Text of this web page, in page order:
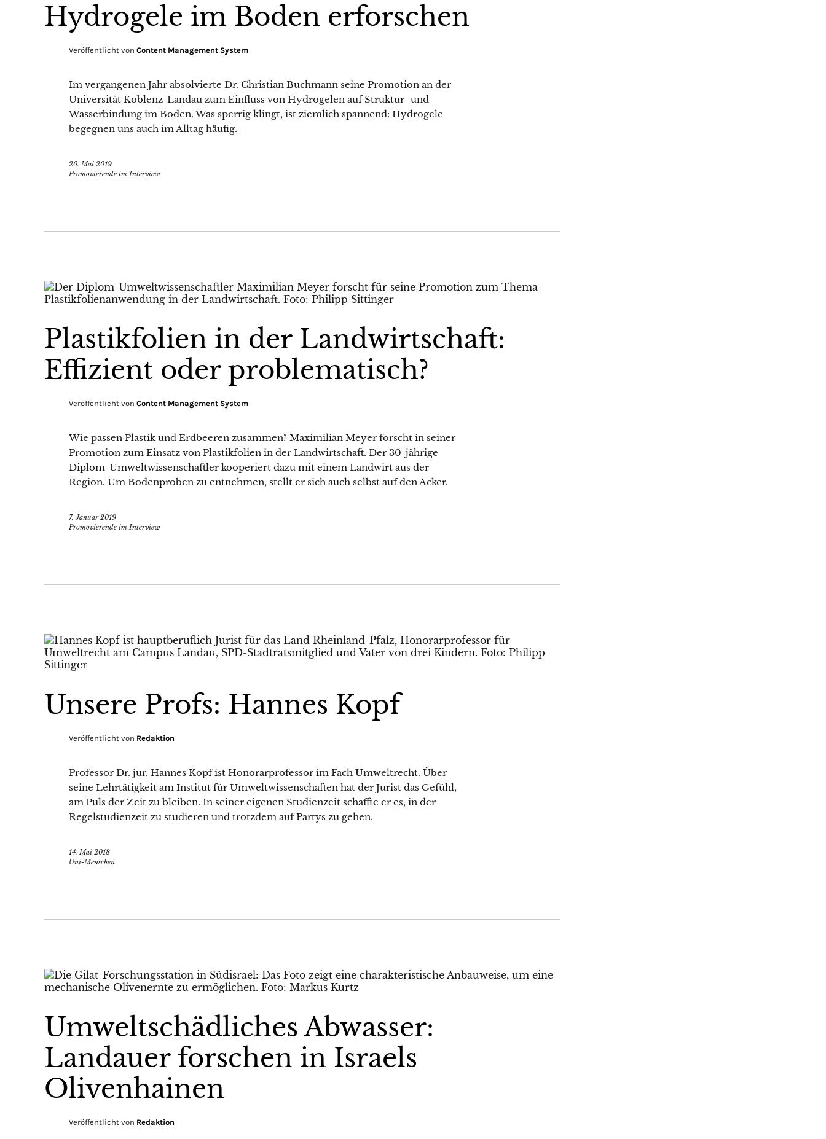
Hydrogele im Boden erforschen
Veröffentlicht von Content Management System
Im vergangenen Jahr absolvierte Dr. Christian Buchmann seine Promotion an der
Universität Koblenz-Landau zum Einfluss von Hydrogelen auf Struktur- und
Wasserbindung im Boden. Was sperrig klingt, ist ziemlich spannend: Hydrogele
begegnen uns auch im Alltag häufig.
20. Mai 2019
Promovierende im Interview
Plastikfolien in der Landwirtschaft:
Effizient oder problematisch?
Veröffentlicht von Content Management System
Wie passen Plastik und Erdbeeren zusammen? Maximilian Meyer forscht in seiner
Promotion zum Einsatz von Plastikfolien in der Landwirtschaft. Der 30-jährige
Diplom-Umweltwissenschaftler kooperiert dazu mit einem Landwirt aus der
Region. Um Bodenproben zu entnehmen, stellt er sich auch selbst auf den Acker.
7. Januar 2019
Promovierende im Interview
Unsere Profs: Hannes Kopf
Veröffentlicht von Redaktion
Professor Dr. jur. Hannes Kopf ist Honorarprofessor im Fach Umweltrecht. Über
seine Lehrtätigkeit am Institut für Umweltwissenschaften hat der Jurist das Gefühl,
am Puls der Zeit zu bleiben. In seiner eigenen Studienzeit schaffte er es, in der
Regelstudienzeit zu studieren und trotzdem auf Partys zu gehen.
14. Mai 2018
Uni-Menschen
Umweltschädliches Abwasser:
Landauer forschen in Israels
Olivenhainen
Veröffentlicht von Redaktion